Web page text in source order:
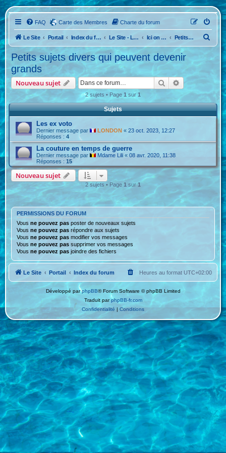
FAQ Carte des Membres Charte du forum
Le Site Portail Index du forum Le Site - Le Forum Ici on ne parle pas de caravane, mais d'une autre passion. Petits sujets divers qui peuvent devenir grands
c
c
Petits sujets divers qui peuvent devenir
grands
Nouveau sujet RechercherRecherche
2 sujets • Page 1 sur 1
Sujets
Les ex voto
Dernier message par LONDON «23 oct. 2023, 12:27
Réponses :4
La couture en temps de guerre
Dernier message par Mdame Lili «08 avr. 2020, 11:38
Réponses :15
Nouveau sujet
2 sujets • Page 1 sur1
PERMISSIONS DU FORUM
Vousne pouvez pas poster de nouveaux sujets
Vousne pouvez pas répondre aux sujets
Vousne pouvez pas modifier vos messages
Vousne pouvez pas supprimer vos messages
Vousne pouvez pas joindre des fichiers
Le Site Portail Index du forum Heures au format UTC+02:00
Développé parphpBB® Forum Software © phpBB Limited
Traduit parphpBB-fr.com
Confidentialité | Conditions